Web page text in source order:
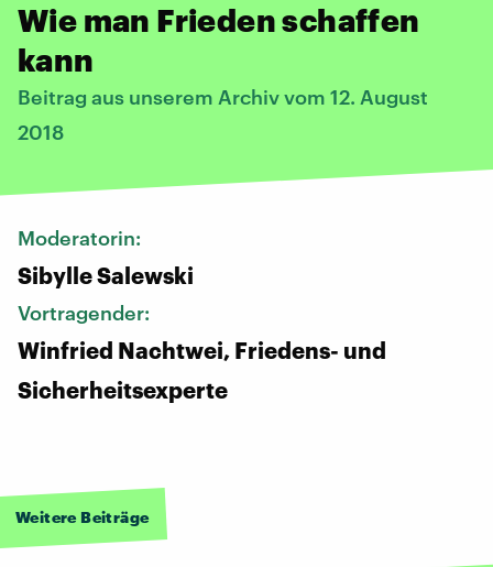
Wie man Frieden schaffen
kann
Beitrag aus unserem Archiv vom 12. August
2018
Moderatorin:
Sibylle Salewski
Vortragender:
Winfried Nachtwei, Friedens- und
Sicherheitsexperte
Weitere Beiträge